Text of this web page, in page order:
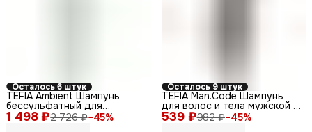
Осталось 6 штук
1 498 ₽2 726 ₽−45%
TEFIA Ambient Шампунь
бессульфатный для
окрашенных волос / Colorfix
Sulfate-Free Shampoo for
Осталось 9 штук
539 ₽982 ₽−45%
TEFIA Man.Code Шампунь
для волос и тела мужской /
Hair and Body Shampoo for
Men, 285 мл